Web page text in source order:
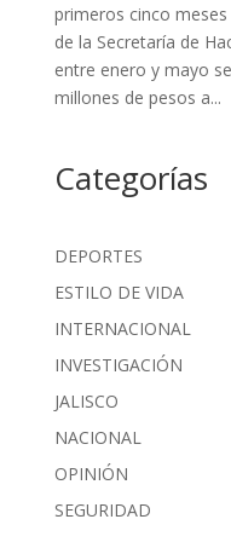
primeros cinco
de la Secretaría de
entre enero y mayo
millones de pesos a...
Categorías
DEPORTES
ESTILO DE VIDA
INTERNACIONAL
INVESTIGACIÓN
JALISCO
NACIONAL
OPINIÓN
SEGURIDAD